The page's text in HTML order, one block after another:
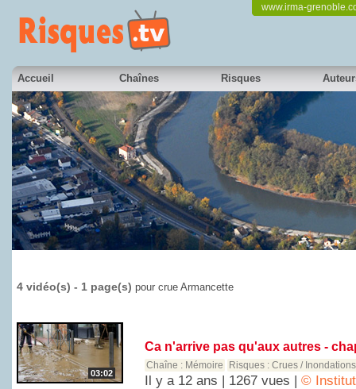
www.irma-
Accueil Chaînes Risques
4 vidéo(s) - 1 page(s) pour crue Armancette
03:02
Ca n'arrive pas qu'aux autres -
Chaîne : Mémoire Risques :Crues / Inondations
Il y a 12 ans | 1267 vues |©